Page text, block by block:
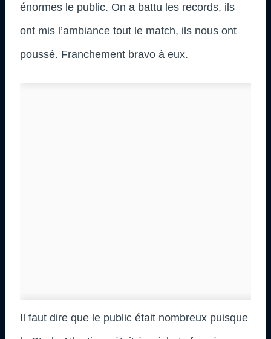
énormes le public. On a battu les records, ils
ont mis l’ambiance tout le match, ils nous ont
poussé. Franchement bravo à eux.
Il faut dire que le public était nombreux puisque